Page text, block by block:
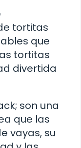
tortitas
que
tortitas
divertida
son una
que las
vayas, su